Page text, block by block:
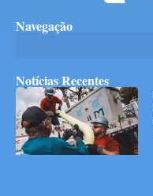
Navegação
Notícias Recentes